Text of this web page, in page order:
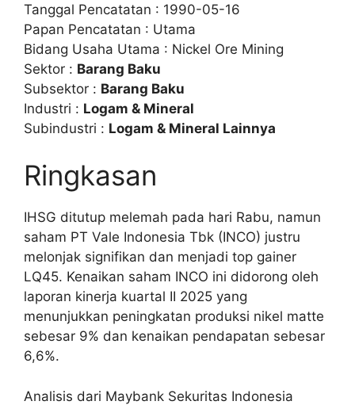
Tanggal Pencatatan : 1990-05-16
Papan Pencatatan : Utama
Bidang Usaha Utama : Nickel Ore Mining
Sektor : Barang Baku
Subsektor : Barang Baku
Industri : Logam & Mineral
Subindustri : Logam & Mineral Lainnya
Ringkasan
IHSG ditutup melemah pada hari Rabu, namun
saham PT Vale Indonesia Tbk (INCO) justru
melonjak signifikan dan menjadi top gainer
LQ45. Kenaikan saham INCO ini didorong oleh
laporan kinerja kuartal II 2025 yang
menunjukkan peningkatan produksi nikel matte
sebesar 9% dan kenaikan pendapatan sebesar
6,6%.
Analisis dari Maybank Sekuritas Indonesia